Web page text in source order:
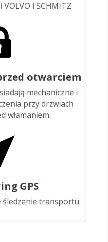
I SCHMITZ
otwarciem
mechaniczne i
przy drzwiach
włamaniem.
GPS
śledzenie transportu.